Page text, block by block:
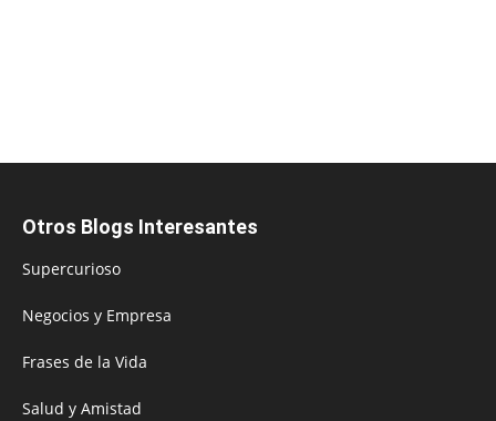
Otros Blogs Interesantes
Supercurioso
Negocios y Empresa
Frases de la Vida
Salud y Amistad